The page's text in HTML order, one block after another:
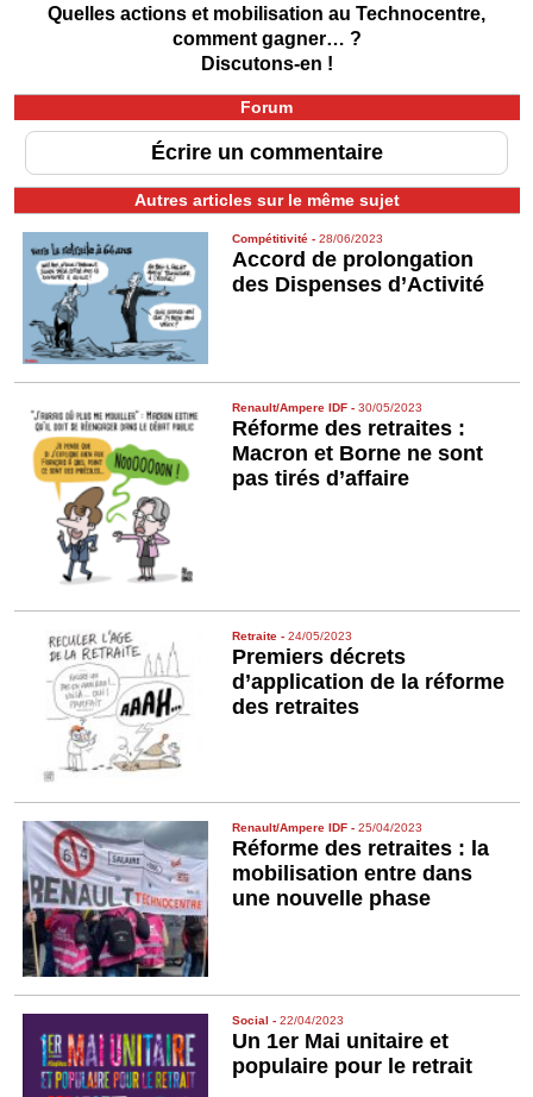
Quelles actions et mobilisation au Technocentre,
comment gagner… ?
Discutons-en !
Forum
Écrire un commentaire
Autres articles sur le même sujet
Compétitivité -28/06/2023
Accord de prolongation
des Dispenses d’Activité
Renault/Ampere IDF -30/05/2023
Réforme des retraites :
Macron et Borne ne sont
pas tirés d’affaire
Retraite -24/05/2023
Premiers décrets
d’application de la réforme
des retraites
Renault/Ampere IDF -25/04/2023
Réforme des retraites : la
mobilisation entre dans
une nouvelle phase
Social -22/04/2023
Un 1er Mai unitaire et
populaire pour le retrait